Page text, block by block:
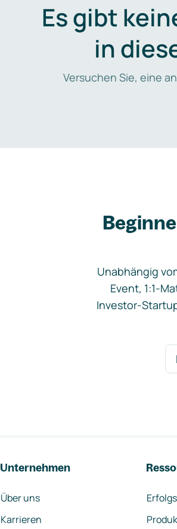
Es gibt
in
Versuchen Sie, eine
Unabhängig
Event, 1:1-
Investor-
Unternehmen
Über uns
Karrieren